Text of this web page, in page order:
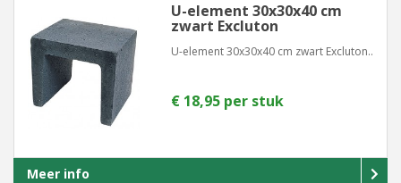
U-element 30x30x40 cm
zwart Excluton
U-element 30x30x40 cm zwart Excluton..
€ 18,95 per stuk
Meer info